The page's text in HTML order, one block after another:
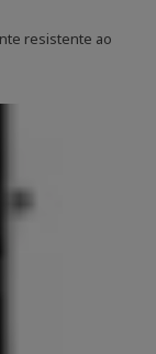
resistente ao